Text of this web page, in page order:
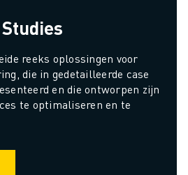
Studies
reeks oplossingen voor
die in gedetailleerde case
en die ontworpen zijn
te optimaliseren en te